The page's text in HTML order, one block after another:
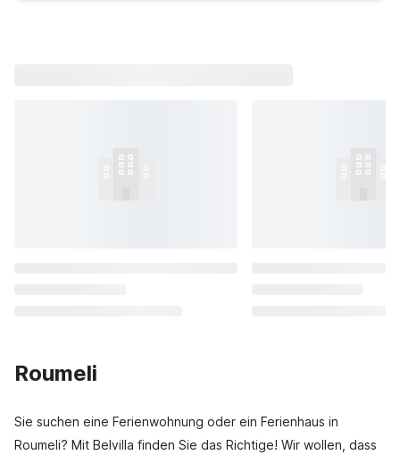
Roumeli
Sie suchen eine Ferienwohnung oder ein Ferienhaus in
Roumeli? Mit Belvilla finden Sie das Richtige! Wir wollen, dass